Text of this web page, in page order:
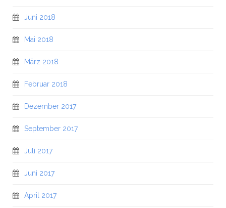
Juni 2018
Mai 2018
März 2018
Februar 2018
Dezember 2017
September 2017
Juli 2017
Juni 2017
April 2017